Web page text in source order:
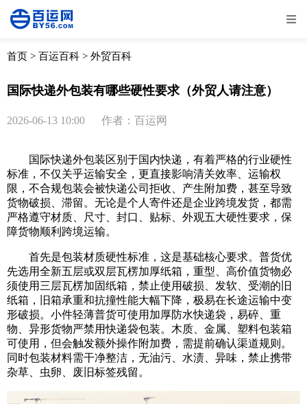
全部 物流资讯
取消
首页 > 百运百科 > 外贸百科
国际快递外包装有哪些硬性要求（外贸人请注意）
2026-06-13 10:00 作者：百运网
国际快递外包装区别于国内快递，有着严格的行业硬性
标准，不仅关乎运输安全，更直接影响清关效率、运输权
限，不合规包装会被快递公司拒收、产生附加费，甚至导致
货物破损、滞留。无论是个人寄件还是企业跨境发货，都需
严格遵守材质、尺寸、封口、贴标、外观五大硬性要求，保
障货物顺利跨境运输。
首先是包装材质硬性标准，这是基础核心要求。普货优
先选用全新五层或双层瓦楞加厚纸箱，重型、高价值货物必
须使用三层瓦楞加固纸箱，禁止使用破损、发软、受潮的旧
纸箱，旧箱承重和抗撞性能大幅下降，极易在长途运输中变
形破损。小件轻薄普货可使用加厚防水快递袋，易碎、重
物、异形货物严禁用快递袋包装。木质、金属、塑料包装箱
可使用，但会触发额外操作附加费，需提前确认渠道规则。
同时包装材料需干净整洁，无油污、水渍、异味，禁止携带
杂草、虫卵、废旧标签残留。